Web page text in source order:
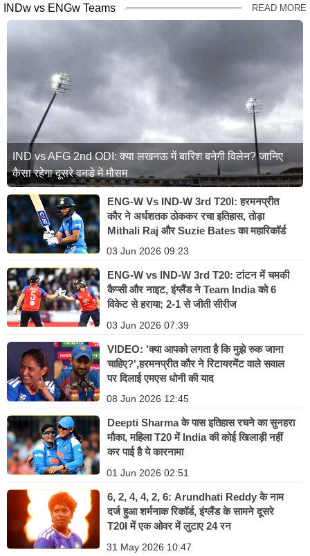
INDw vs ENGw Teams READ MORE
IND vs AFG 2nd ODI: क्या लखनऊ में बारिश बनेगी विलेन? जानिए
कैसा रहेगा दूसरे वनडे में मौसम
ENG-W Vs IND-W 3rd T20I: हरमनप्रीत
कौर ने अर्धशतक ठोककर रचा इतिहास, तोड़ा
Mithali Raj और Suzie Bates का महारिकॉर्ड
03 Jun 2026 09:23
ENG-W vs IND-W 3rd T20: टांटन में चमकी
कैप्सी और नाइट, इंग्लैंड ने Team India को 6
विकेट से हराया; 2-1 से जीती सीरीज
03 Jun 2026 07:39
VIDEO: 'क्या आपको लगता है कि मुझे रुक जाना
चाहिए?',हरमनप्रीत कौर ने रिटायरमेंट वाले सवाल
पर दिलाई एमएस धोनी की याद
08 Jun 2026 12:45
Deepti Sharma के पास इतिहास रचने का सुनहरा
मौका, महिला T20 में India की कोई खिलाड़ी नहीं
कर पाई है ये कारनामा
01 Jun 2026 02:51
6, 2, 4, 4, 2, 6: Arundhati Reddy के नाम
दर्ज हुआ शर्मनाक रिकॉर्ड, इंग्लैंड के सामने दूसरे
T20I में एक ओवर में लुटाए 24 रन
31 May 2026 10:47